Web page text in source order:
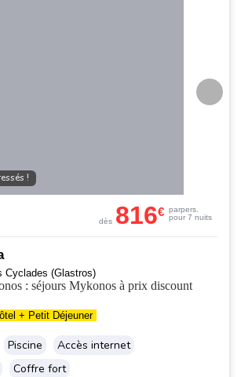
!
Cyclades (Glastros)
+ Petit Déjeuner
Piscine
Accès internet
Coffre fort
dès 816€ parpers.
pour 7 nuits